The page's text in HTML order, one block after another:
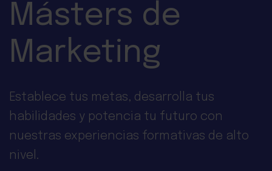
Másters de
Marketing
Establece tus metas, desarrolla tus
habilidades y potencia tu futuro con
nuestras experiencias formativas de alto
nivel.